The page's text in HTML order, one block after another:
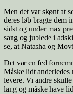
Men det var skønt at
deres løb bragte dem
sidst og under max
sang og jublede i
se, at Natasha og
Det var en fed
Måske lidt
levere. Vi andre
lang og måske have